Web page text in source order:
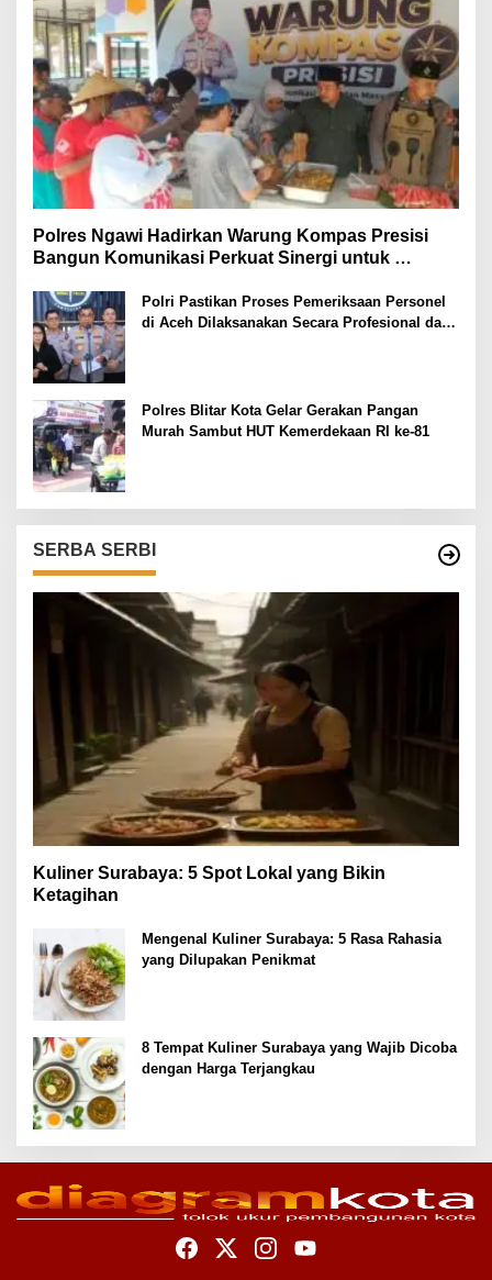
Polres Ngawi Hadirkan Warung Kompas Presisi
Bangun Komunikasi Perkuat Sinergi untuk
Polri Pastikan Proses Pemeriksaan Personel
di Aceh Dilaksanakan Secara Profesional dan
Polres Blitar Kota Gelar Gerakan Pangan
Murah Sambut HUT Kemerdekaan RI ke-81
SERBA SERBI
Kuliner Surabaya: 5 Spot Lokal yang Bikin
Ketagihan
Mengenal Kuliner Surabaya: 5 Rasa Rahasia
yang Dilupakan Penikmat
8 Tempat Kuliner Surabaya yang Wajib Dicoba
dengan Harga Terjangkau